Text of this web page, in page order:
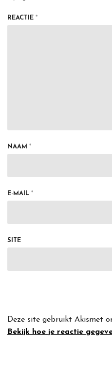
REACTIE *
NAAM *
E-MAIL *
SITE
Deze site gebruikt Akismet
Bekijk hoe je reactie